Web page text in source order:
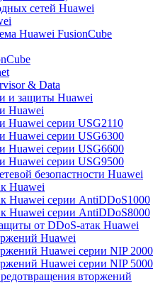
сетей Huawei
Huawei FusionCube
& Data
и защиты Huawei
Huawei
Huawei серии USG2110
Huawei серии USG6300
Huawei серии USG6600
Huawei серии USG9500
безопастности Huawei
Huawei
Huawei серии AntiDDoS1000
Huawei серии AntiDDoS8000
от DDoS-атак Huawei
Huawei
Huawei серии NIP 2000
Huawei серии NIP 5000
вторжений